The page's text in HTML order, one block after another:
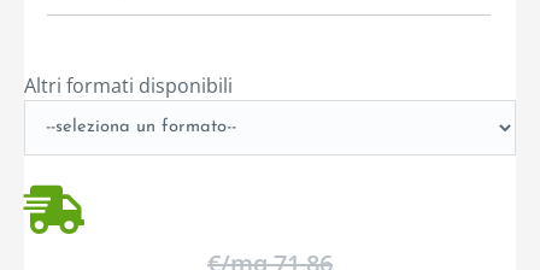
Altri formati disponibili
€/mq 71,86